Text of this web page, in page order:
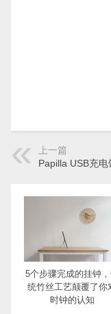
上一篇
Papilla USB充电
5个步骤完成的挂钟
统竹丝工艺颠覆了你
时钟的认知